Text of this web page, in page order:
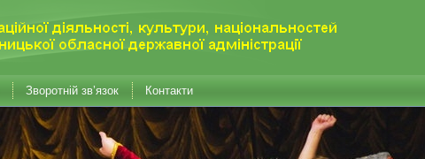
Зворотній зв’язок Контакти